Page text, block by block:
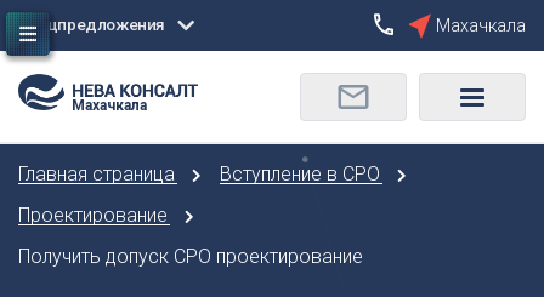
Сбросить
Москва
Санкт-Петербург
Астрахань
О
Орел
П
Спецпредложения Махачкала
Махачкала
Главная страница
Вступление в СРО
Проектирование
Получить допуск СРО проектирование